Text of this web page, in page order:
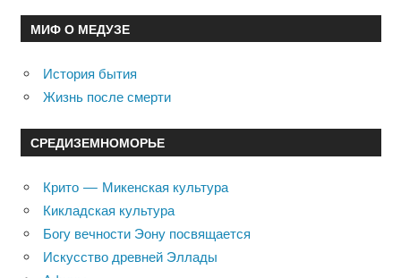
МИФ О МЕДУЗЕ
История бытия
Жизнь после смерти
СРЕДИЗЕМНОМОРЬЕ
Крито — Микенская культура
Кикладская культура
Богу вечности Эону посвящается
Искусство древней Эллады